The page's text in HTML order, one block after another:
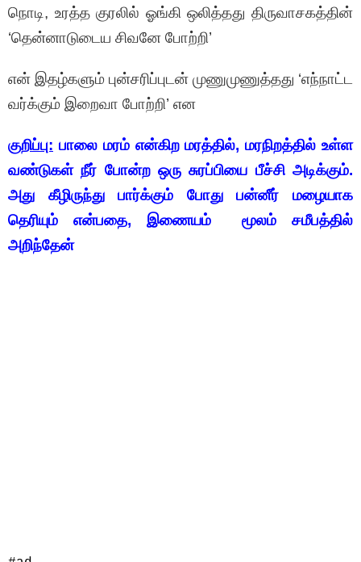
நொடி, உரத்த குரலில் ஓங்கி ஒலித்தது திருவாசகத்தின்
‘தென்னாடுடைய சிவனே போற்றி’
என் இதழ்களும் புன்சரிப்புடன் முணுமுணுத்தது ‘எந்நாட்ட
வர்க்கும் இறைவா போற்றி’ என
குறிப்பு: பாலை மரம் என்கிற மரத்தில், மரநிறத்தில் உள்ள
வண்டுகள் நீர் போன்ற ஒரு சுரப்பியை பீச்சி அடிக்கும்.
அது கீழிருந்து பார்க்கும் போது பன்னீர் மழையாக
தெரியும் என்பதை, இணையம் மூலம் சமீபத்தில்
அறிந்தேன்